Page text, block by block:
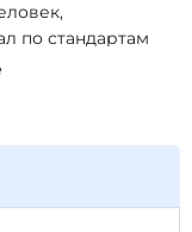
по стандартам
1 норм,
местных
с уникальным